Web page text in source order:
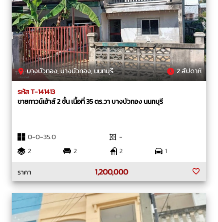
บางบัวทอง, บางบัวทอง, นนทบุรี 2 สัปดาห์
รหัส T-141413
ขายทาวน์เฮ้าส์ 2 ชั้น เนื้อที่ 35 ตร.วา บางบัวทอง นนทบุรี
0-0-35.0
-
2
2 2
1
ราคา
1,200,000